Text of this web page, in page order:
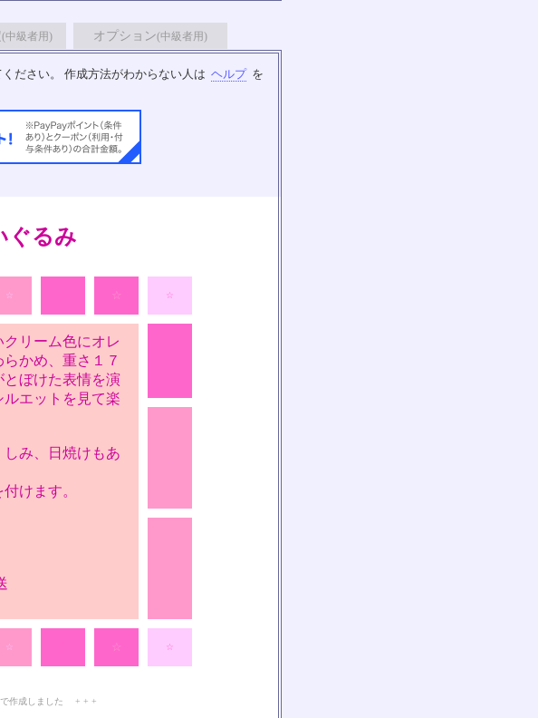
(中級者用) オプション(中級者用)
ださい。 作成方法がわからない人は ヘルプ を
ぐるみ
☆ ☆
リーム色にオレ
かめ、重さ１７
とぼけた表情を演
エットを見て楽
み、日焼けもあ
けます。
☆ ☆
で作成しました + + +